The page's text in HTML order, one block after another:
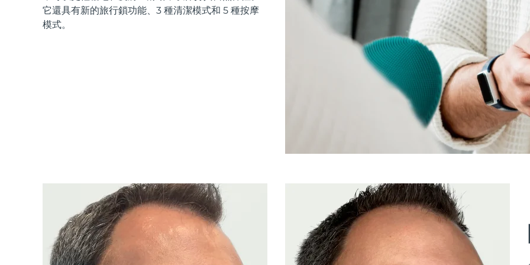
它還具有新的旅行鎖功能、3 種清潔模式和 5 種按摩
模式。